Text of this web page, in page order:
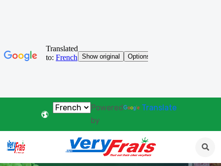
Powered
by
Translate